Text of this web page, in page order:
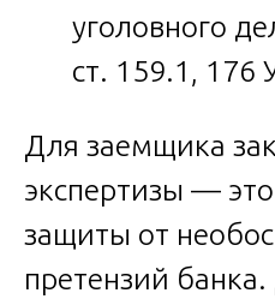
уголовного
ст. 159.1, 176
Для заемщика
экспертизы —
защиты от
претензий